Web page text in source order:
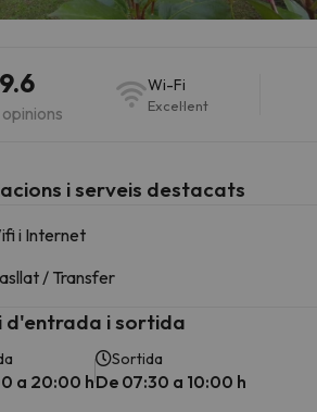
9.6 Wi-Fi
Excel·lent
i serveis destacats
i Internet
/ Transfer
d'entrada i sortida
a 20:00 h
Sortida
De 07:30 a 10:00 h